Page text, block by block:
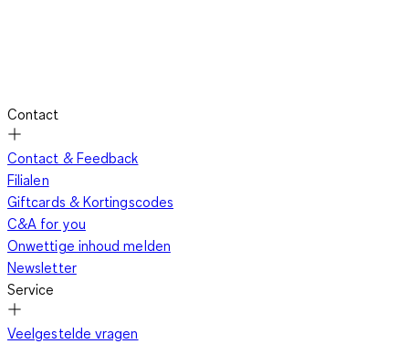
Contact
Contact & Feedback
Filialen
Giftcards & Kortingscodes
C&A for you
Onwettige inhoud melden
Newsletter
Service
Veelgestelde vragen